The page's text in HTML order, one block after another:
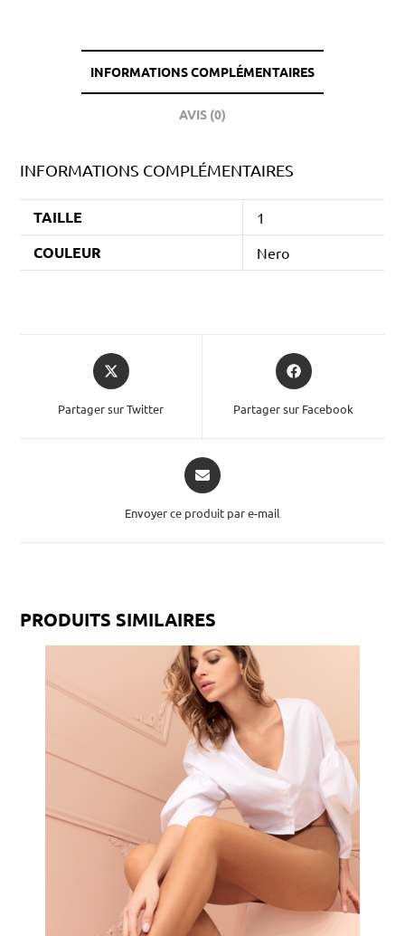
INFORMATIONS COMPLÉMENTAIRES
AVIS (0)
INFORMATIONS COMPLÉMENTAIRES
TAILLE 1
COULEUR Nero
Partager sur Twitter Partager sur Facebook
Envoyer ce produit par e-mail
PRODUITS SIMILAIRES